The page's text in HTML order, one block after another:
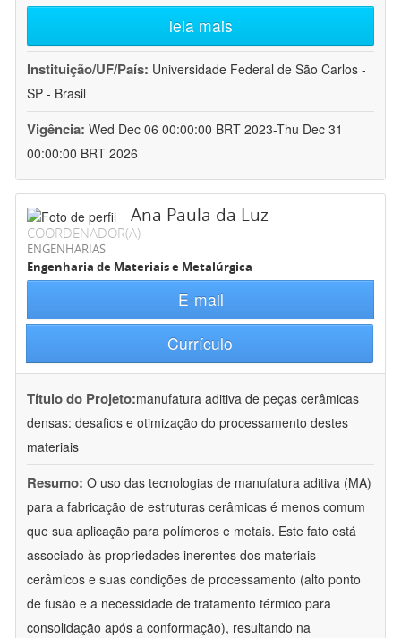
leia mais
Instituição/UF/País: Universidade Federal de São Carlos -
SP - Brasil
Vigência: Wed Dec 06 00:00:00 BRT 2023-Thu Dec 31
00:00:00 BRT 2026
Ana Paula da Luz
COORDENADOR(A)
ENGENHARIAS
Engenharia de Materiais e Metalúrgica
E-mail
Currículo
Título do Projeto:manufatura aditiva de peças cerâmicas
densas: desafios e otimização do processamento destes
materiais
Resumo: O uso das tecnologias de manufatura aditiva (MA)
para a fabricação de estruturas cerâmicas é menos comum
que sua aplicação para polímeros e metais. Este fato está
associado às propriedades inerentes dos materiais
cerâmicos e suas condições de processamento (alto ponto
de fusão e a necessidade de tratamento térmico para
consolidação após a conformação), resultando na